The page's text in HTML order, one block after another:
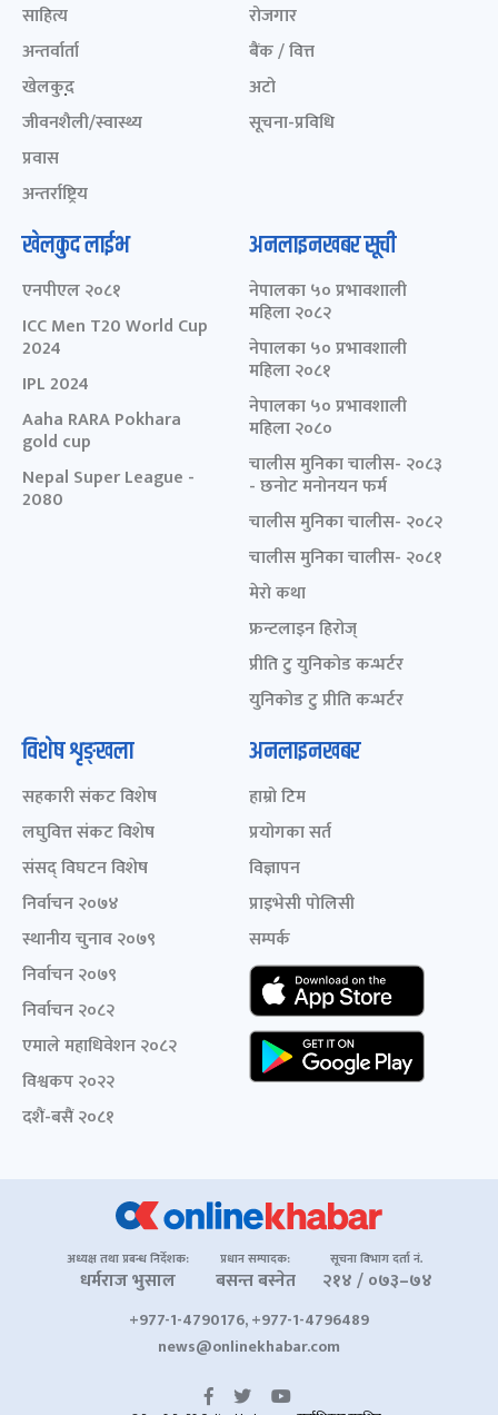
साहित्य
अन्तर्वार्ता
खेलकुद़़
जीवनशैली/स्वास्थ्य
प्रवास
अन्तर्राष्ट्रिय
रोजगार
बैंक / वित्त
अटो
सूचना-प्रविधि
खेलकुद लाईभ
एनपीएल २०८१
ICC Men T20 World Cup
2024
IPL 2024
Aaha RARA Pokhara
gold cup
Nepal Super League -
2080
अनलाइनखबर सूची
नेपालका ५० प्रभावशाली
महिला २०८२
नेपालका ५० प्रभावशाली
महिला २०८१
नेपालका ५० प्रभावशाली
महिला २०८०
चालीस मुनिका चालीस- २०८३
- छनोट मनोनयन फर्म
चालीस मुनिका चालीस- २०८२
चालीस मुनिका चालीस- २०८१
मेरो कथा
फ्रन्टलाइन हिरोज्
प्रीति टु युनिकोड कन्भर्टर
युनिकोड टु प्रीति कन्भर्टर
विशेष शृङ्खला
सहकारी संकट विशेष
लघुवित्त संकट विशेष
संसद् विघटन विशेष
निर्वाचन २०७४
स्थानीय चुनाव २०७९
निर्वाचन २०७९
निर्वाचन २०८२
एमाले महाधिवेशन २०८२
विश्वकप २०२२
दशैं-बसैं २०८१
अनलाइनखबर
हाम्रो टिम
प्रयोगका सर्त
विज्ञापन
प्राइभेसी पोलिसी
सम्पर्क
अध्यक्ष तथा प्रबन्ध निर्देशक:
धर्मराज भुसाल
प्रधान सम्पादक:
बसन्त बस्नेत
सूचना विभाग दर्ता नं.
२१४ / ०७३–७४
+977-1-4790176, +977-1-4796489
news@onlinekhabar.com